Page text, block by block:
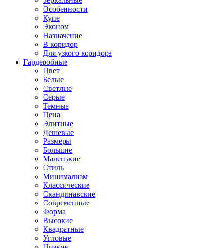
Особенности
Купе
Эконом
Назначение
В коридор
Для узкого коридора
Гардеробные
Цвет
Белые
Светлые
Серые
Темные
Цена
Элитные
Дешевые
Размеры
Большие
Маленькие
Стиль
Минимализм
Классические
Скандинавские
Современные
Форма
Высокие
Квадратные
Угловые